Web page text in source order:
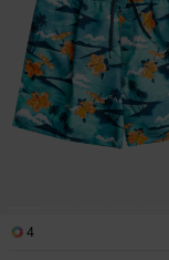
4